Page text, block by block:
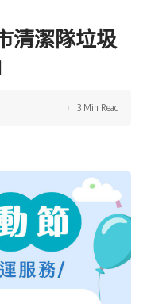
清潔隊垃圾
3 Min Read